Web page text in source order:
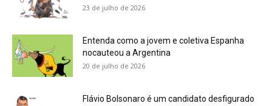
23 de julho de 2026
Entenda como a jovem e coletiva Espanha
nocauteou a Argentina
20 de julho de 2026
Flávio Bolsonaro é um candidato desfigurado